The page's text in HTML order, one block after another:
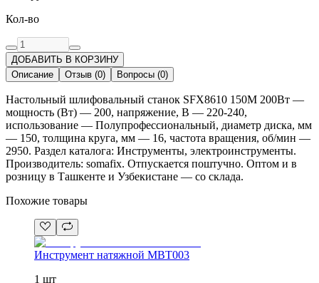
Кол-во
ДОБАВИТЬ В КОРЗИНУ
Описание
Отзыв (0) Вопросы (0)
Настольный шлифовальный станок SFX8610 150M 200Вт —
мощность (Вт) — 200, напряжение, В — 220-240,
использование — Полупрофессиональный, диаметр диска, мм
— 150, толщина круга, мм — 16, частота вращения, об/мин —
2950. Раздел каталога: Инструменты, электроинструменты.
Производитель: somafix. Отпускается поштучно. Оптом и в
розницу в Ташкенте и Узбекистане — со склада.
Похожие товары
Инструмент натяжной MBT003
1 шт